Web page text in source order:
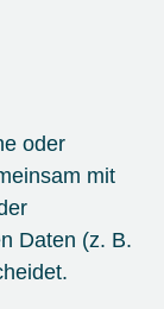
oder
mit
Daten (z. B.